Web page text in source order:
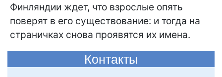
Финляндии ждет, что взрослые опять
поверят в его существование: и тогда на
страничках снова проявятся их имена.
Контакты